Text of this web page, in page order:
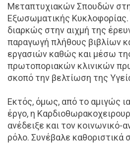
Μεταπτυχιακών Σπουδών
Εξωσωματικής Κυκλοφορίας.
διαρκώς στην αιχμή της
παραγωγή πλήθους βιβλίων
εργασιών καθώς και μέσω
πρωτοποριακών κλινικών
σκοπό την βελτίωση της
Εκτός, όμως, από το αμιγώς
έργο, η
ανέδειξε και τον κοινωνικό-
ρόλο. Συνέβαλε καθοριστικά